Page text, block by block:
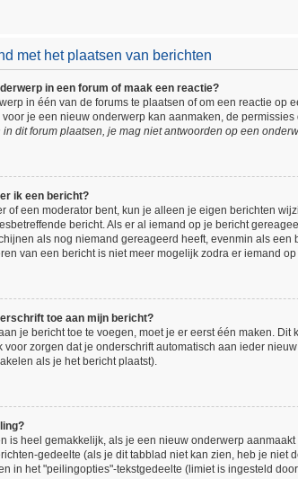
met het plaatsen van berichten
in een forum of maak een reactie?
in één van de forums te plaatsen of om een reactie
je een nieuw onderwerp kan aanmaken, de
dit forum plaatsen, je mag niet antwoorden op een
ik een bericht?
of een moderator bent, kun je alleen je eigen berichten
bericht. Als er al iemand op je bericht
als nog niemand gereageerd heeft, evenmin als
van een bericht is niet meer mogelijk zodra er iemand
toe aan mijn bericht?
je bericht toe te voegen, moet je er eerst één maken.
voor zorgen dat je onderschrift automatisch aan ieder
als je het bericht plaatst).
is heel gemakkelijk, als je een nieuw onderwerp
gedeelte (als je dit tabblad niet kan zien, heb je
in het "peilingopties"-tekstgedeelte (limiet is ingesteld